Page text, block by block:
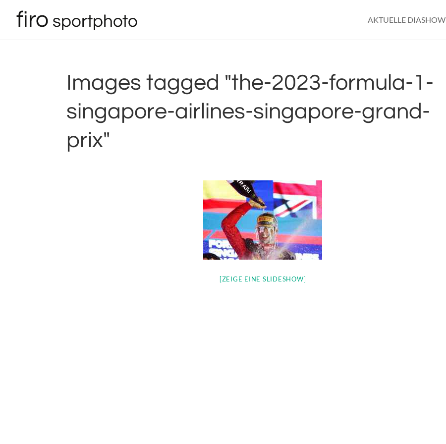
AKTUELLE DIASHOW
Images tagged "the-2023-formula-1-
singapore-airlines-singapore-grand-
prix"
[ZEIGE EINE SLIDESHOW]